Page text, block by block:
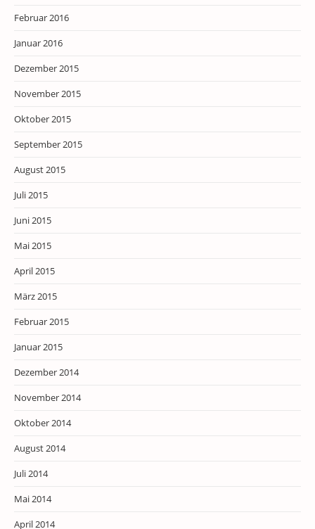
Februar 2016
Januar 2016
Dezember 2015
November 2015
Oktober 2015
September 2015
August 2015
Juli 2015
Juni 2015
Mai 2015
April 2015
März 2015
Februar 2015
Januar 2015
Dezember 2014
November 2014
Oktober 2014
August 2014
Juli 2014
Mai 2014
April 2014